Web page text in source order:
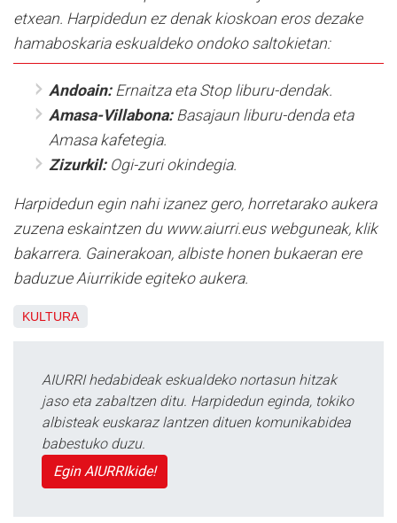
etxean. Harpidedun ez denak kioskoan eros dezake
hamaboskaria eskualdeko ondoko saltokietan:
Andoain: Ernaitza eta Stop liburu-dendak.
Amasa-Villabona:Basajaun liburu-denda eta
Amasa kafetegia.
Zizurkil:Ogi-zuri okindegia.
Harpidedun egin nahi izanez gero, horretarako aukera
zuzena eskaintzen du www.aiurri.eus webguneak, klik
bakarrera. Gainerakoan, albiste honen bukaeran ere
baduzue Aiurrikide egiteko aukera.
KULTURA
AIURRI hedabideak eskualdeko nortasun hitzak
jaso eta zabaltzen ditu. Harpidedun eginda, tokiko
albisteak euskaraz lantzen dituen komunikabidea
babestuko duzu.
Egin AIURRIkide!